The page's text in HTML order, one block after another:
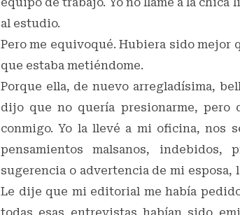
al estudio.
Pero me equivoqué. Hubiera sido mejor
que estaba metiéndome.
Porque ella, de nuevo arregladísima,
dijo que no quería presionarme, pero
conmigo. Yo la llevé a mi oficina, nos
pensamientos malsanos, indebidos,
sugerencia o advertencia de mi
Le dije que mi editorial me había